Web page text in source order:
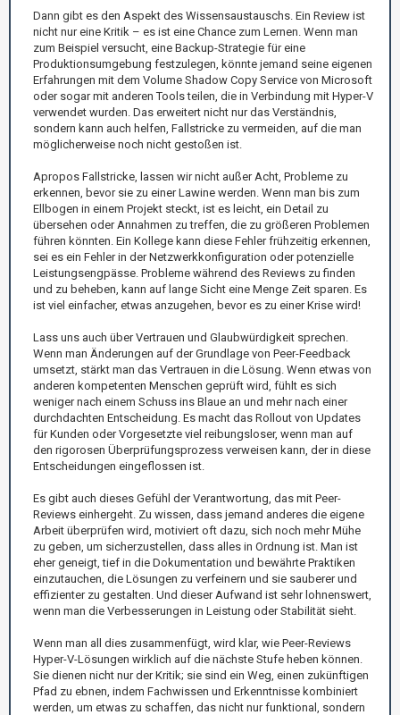
Dann gibt es den Aspekt des Wissensaustauschs. Ein Review ist
nicht nur eine Kritik – es ist eine Chance zum Lernen. Wenn man
zum Beispiel versucht, eine Backup-Strategie für eine
Produktionsumgebung festzulegen, könnte jemand seine eigenen
Erfahrungen mit dem Volume Shadow Copy Service von Microsoft
oder sogar mit anderen Tools teilen, die in Verbindung mit Hyper-V
verwendet wurden. Das erweitert nicht nur das Verständnis,
sondern kann auch helfen, Fallstricke zu vermeiden, auf die man
möglicherweise noch nicht gestoßen ist.
Apropos Fallstricke, lassen wir nicht außer Acht, Probleme zu
erkennen, bevor sie zu einer Lawine werden. Wenn man bis zum
Ellbogen in einem Projekt steckt, ist es leicht, ein Detail zu
übersehen oder Annahmen zu treffen, die zu größeren Problemen
führen könnten. Ein Kollege kann diese Fehler frühzeitig erkennen,
sei es ein Fehler in der Netzwerkkonfiguration oder potenzielle
Leistungsengpässe. Probleme während des Reviews zu finden
und zu beheben, kann auf lange Sicht eine Menge Zeit sparen. Es
ist viel einfacher, etwas anzugehen, bevor es zu einer Krise wird!
Lass uns auch über Vertrauen und Glaubwürdigkeit sprechen.
Wenn man Änderungen auf der Grundlage von Peer-Feedback
umsetzt, stärkt man das Vertrauen in die Lösung. Wenn etwas von
anderen kompetenten Menschen geprüft wird, fühlt es sich
weniger nach einem Schuss ins Blaue an und mehr nach einer
durchdachten Entscheidung. Es macht das Rollout von Updates
für Kunden oder Vorgesetzte viel reibungsloser, wenn man auf
den rigorosen Überprüfungsprozess verweisen kann, der in diese
Entscheidungen eingeflossen ist.
Es gibt auch dieses Gefühl der Verantwortung, das mit Peer-
Reviews einhergeht. Zu wissen, dass jemand anderes die eigene
Arbeit überprüfen wird, motiviert oft dazu, sich noch mehr Mühe
zu geben, um sicherzustellen, dass alles in Ordnung ist. Man ist
eher geneigt, tief in die Dokumentation und bewährte Praktiken
einzutauchen, die Lösungen zu verfeinern und sie sauberer und
effizienter zu gestalten. Und dieser Aufwand ist sehr lohnenswert,
wenn man die Verbesserungen in Leistung oder Stabilität sieht.
Wenn man all dies zusammenfügt, wird klar, wie Peer-Reviews
Hyper-V-Lösungen wirklich auf die nächste Stufe heben können.
Sie dienen nicht nur der Kritik; sie sind ein Weg, einen zukünftigen
Pfad zu ebnen, indem Fachwissen und Erkenntnisse kombiniert
werden, um etwas zu schaffen, das nicht nur funktional, sondern